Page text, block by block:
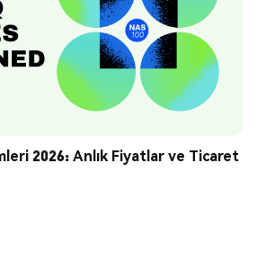
2026: Anlık Fiyatlar ve Ticaret